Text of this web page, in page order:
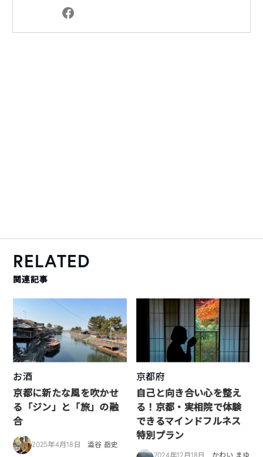
RELATED
関連記事
お酒
京都に新たな風を吹かせ
る「ジン」と「旅」の融
合
2025年4月18日 澁谷 岳史
京都府
自己と向き合い心を整え
る！京都・実相院で体験
できるマインドフルネス
特別プラン
2024年12月18日 かわい まゆ